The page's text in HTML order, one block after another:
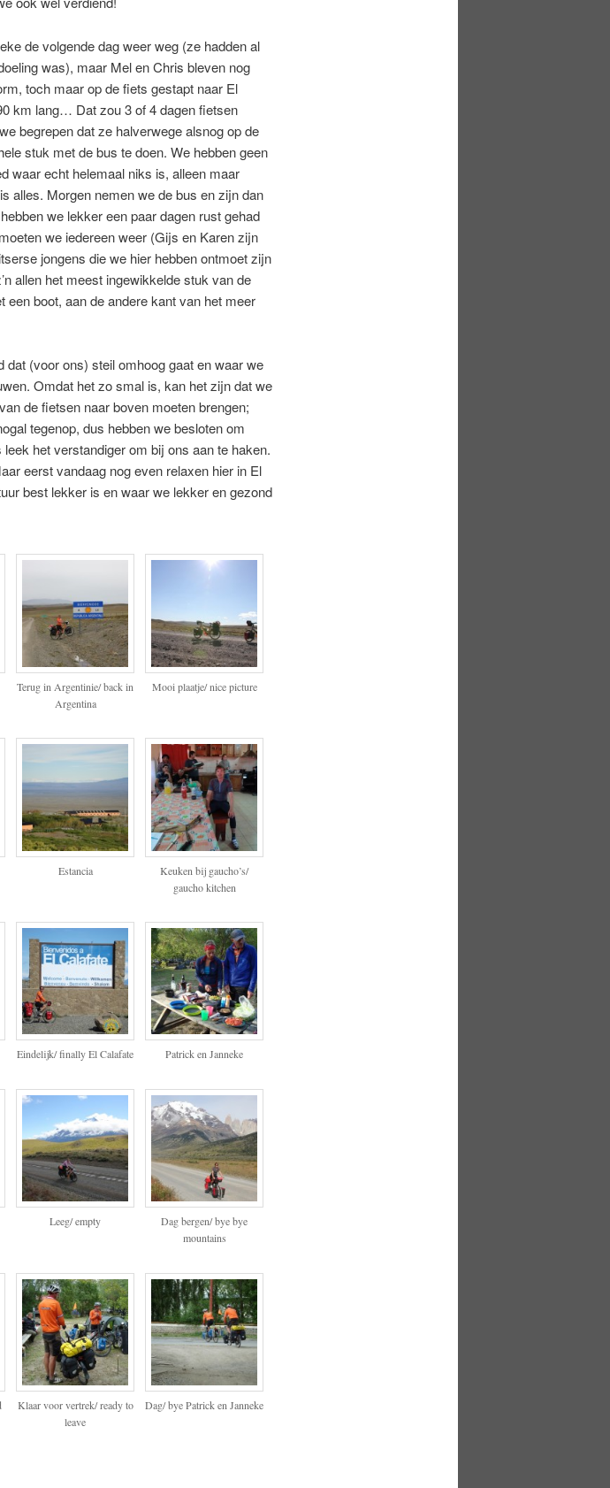
de volgende dag weer weg (ze hadden al
was), maar Mel en Chris bleven nog
toch maar op de fiets gestapt naar El
km lang… Dat zou 3 of 4 dagen fietsen
begrepen dat ze halverwege alsnog op de
stuk met de bus te doen. We hebben geen
waar echt helemaal niks is, alleen maar
alles. Morgen nemen we de bus en zijn dan
we lekker een paar dagen rust gehad
we iedereen weer (Gijs en Karen zijn
jongens die we hier hebben ontmoet zijn
allen het meest ingewikkelde stuk van de
boot, aan de andere kant van het meer
dat (voor ons) steil omhoog gaat en waar we
Omdat het zo smal is, kan het zijn dat we
de fietsen naar boven moeten brengen;
tegenop, dus hebben we besloten om
het verstandiger om bij ons aan te haken.
eerst vandaag nog even relaxen hier in El
best lekker is en waar we lekker en gezond
Terug in Argentinie/ back in
Argentina
Mooi plaatje/ nice picture
Estancia
Keuken bij gaucho’s/
gaucho kitchen
Eindelijk/ finally El Calafate Patrick en Janneke
Leeg/ empty
Dag bergen/ bye bye
mountains
Klaar voor vertrek/ ready to
leave
Dag/ bye Patrick en Janneke